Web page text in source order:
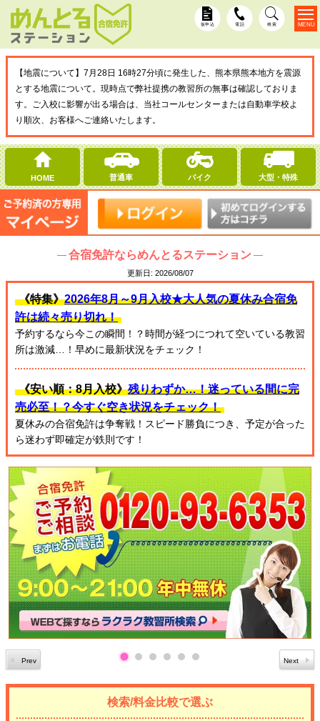
仮申込 電話 検索
【地震について】7月28日 16時27分頃に発生した、熊本県熊本地方を震源
とする地震について。現時点で弊社提携の教習所の無事は確認しておりま
す。ご入校に影響が出る場合は、当社コールセンターまたは自動車学校よ
り順次、お客様へご連絡いたします。
HOME 普通車 バイク 大型・特殊
MENU
合宿免許ならめんとるステーション
更新日: 2026/08/07
《特集》2026年8月～9月入校★大人気の夏休み合宿免
許は続々売り切れ！
予約するなら今この瞬間！？時間が経つにつれて空いている教習
所は激減…！早めに最新状況をチェック！
《安い順：8月入校》残りわずか…！迷っている間に完
売必至！？今すぐ空き状況をチェック！
夏休みの合宿免許は争奪戦！スピード勝負につき、予定が合った
ら迷わず即確定が鉄則です！
検索/料金比較で選ぶ